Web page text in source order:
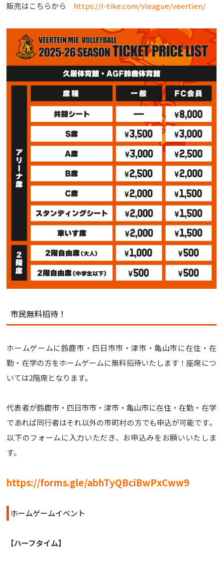
販売はこちらから https://l-tike.com/vleague/veertien/
市民無料招待！
ホームゲームに鈴鹿市・四日市市・津市・亀山市に在住・在
勤・在学の方をホームゲームに無料招待いたします！座席につ
いては2階席となります。
代表者が鈴鹿市・四日市市・津市・亀山市に在住・在勤・在学
であれば同行者はそれ以外の市町村の方でも申込が可能です。
以下のフォームに入力いただき、お申込みをお願いいたしま
す。
https://forms.gle/abhTyQBciBwPxCww9
ホームゲームイベント
【ハーフタイム】